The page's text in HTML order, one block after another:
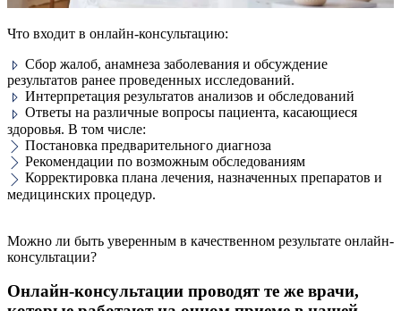
Что входит в онлайн-консультацию:
Сбор жалоб, анамнеза заболевания и обсуждение
результатов ранее проведенных исследований.
Интерпретация результатов анализов и обследований
Ответы на различные вопросы пациента, касающиеся
здоровья. В том числе:
Постановка предварительного диагноза
Рекомендации по возможным обследованиям
Корректировка плана лечения, назначенных препаратов и
медицинских процедур.
Можно ли быть уверенным в качественном результате​ онлайн-
консультации?
​Онлайн-консультации проводят те​ же врачи,